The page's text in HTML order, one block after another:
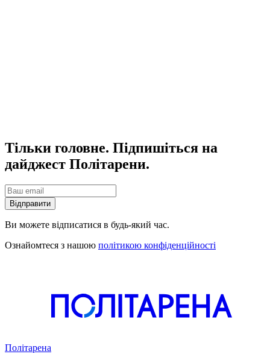
Тільки головне. Підпишіться на
дайджест Політарени.
Відправити
Ви можете відписатися в будь-який час.
Ознайомтеся з нашою політикою конфіденційності
Політарена